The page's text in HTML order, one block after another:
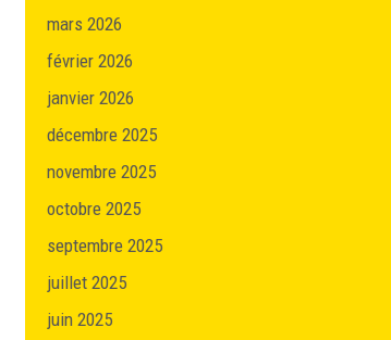
mars 2026
février 2026
janvier 2026
décembre 2025
novembre 2025
octobre 2025
septembre 2025
juillet 2025
juin 2025